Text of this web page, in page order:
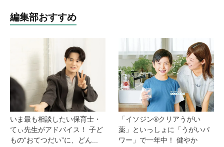
編集部おすすめ
いま最も相談したい保育士・
てぃ先生がアドバイス！ 子ど
もの“おてつだい”に、どん...
「イソジン®クリアうがい
薬」といっしょに「うがいパ
ワー」で一年中！ 健やか